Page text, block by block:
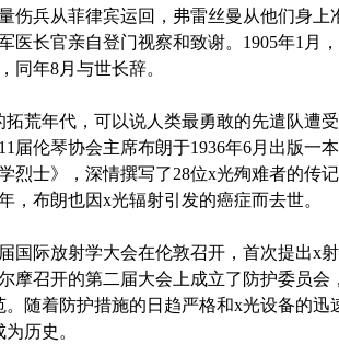
伤兵从菲律宾运回，弗雷丝曼从他们身上
医长官亲自登门视察和致谢。1905年1月
同年8月与世长辞。
年代，可以说人类最勇敢的先遣队遭
届伦琴协会主席布朗于1936年6月出版一
烈士》，深情撰写了28位x光殉难者的传
，布朗也因x光辐射引发的癌症而去世。
际放射学大会在伦敦召开，首次提出x
摩召开的第二届大会上成立了防护委员会
。随着防护措施的日趋严格和x光设备的迅
历史。